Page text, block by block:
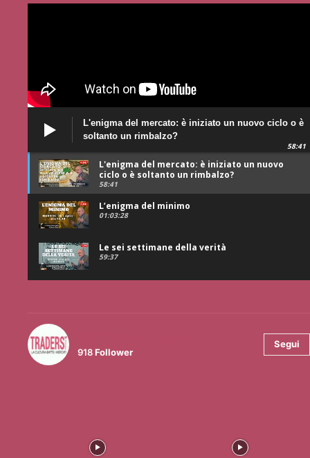
L'enigma del mercato: è iniziato un nuovo ciclo o è
soltanto un rimbalzo?
58:41
L'enigma del mercato: è iniziato un nuovo
ciclo o è soltanto un rimbalzo?
58:41
L’enigma del minimo
01:03:28
Le sei settimane della verità
59:37
918Follower
Segui